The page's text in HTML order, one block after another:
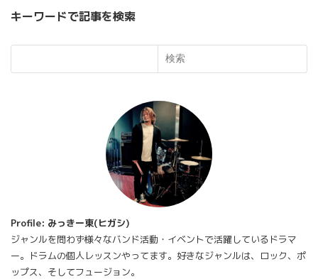
キーワードで記事を検索
検索
Profile: みっきー東(ヒガシ)
ジャンルを問わず様々なバンド活動・イベントで活躍しているドラマ
ー。ドラムの個人レッスンやってます。好きなジャンルは、ロック、ポ
ップス、そしてフュージョン。